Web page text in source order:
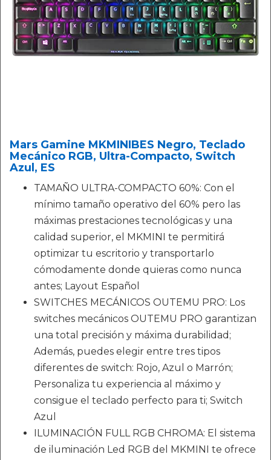
Mars Gamine MKMINIBES Negro, Teclado
Mecánico RGB, Ultra-Compacto, Switch
Azul, ES
TAMAÑO ULTRA-COMPACTO 60%: Con el
mínimo tamaño operativo del 60% pero las
máximas prestaciones tecnológicas y una
calidad superior, el MKMINI te permitirá
optimizar tu escritorio y transportarlo
cómodamente donde quieras como nunca
antes; Layout Español
SWITCHES MECÁNICOS OUTEMU PRO: Los
switches mecánicos OUTEMU PRO garantizan
una total precisión y máxima durabilidad;
Además, puedes elegir entre tres tipos
diferentes de switch: Rojo, Azul o Marrón;
Personaliza tu experiencia al máximo y
consigue el teclado perfecto para ti; Switch
Azul
ILUMINACIÓN FULL RGB CHROMA: El sistema
de iluminación Led RGB del MKMINI te ofrece